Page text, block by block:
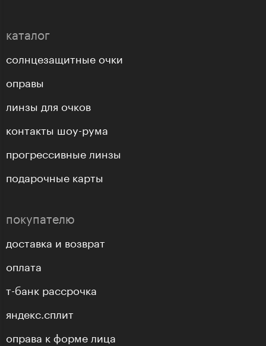
каталог
солнцезащитные очки
оправы
линзы для очков
контакты шоу-рума
прогрессивные линзы
подарочные карты
покупателю
доставка и возврат
оплата
т-банк рассрочка
яндекс.сплит
оправа к форме лица